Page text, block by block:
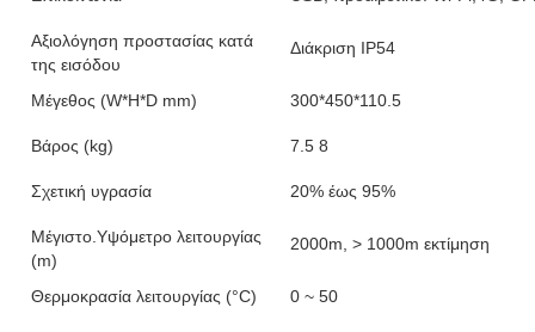
Αξιολόγηση προστασίας κατά
της εισόδου
Διάκριση IP54
Μέγεθος (W*H*D mm) 300*450*110.5
Βάρος (kg) 7.5 8
Σχετική υγρασία 20% έως 95%
Μέγιστο.Υψόμετρο λειτουργίας
(m)
2000m, > 1000m εκτίμηση
Θερμοκρασία λειτουργίας (°C) 0 ~ 50